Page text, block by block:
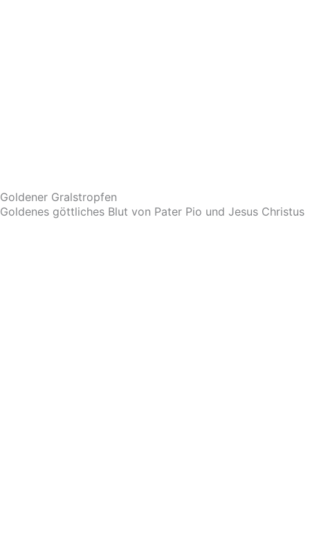
Goldener Gralstropfen
Goldenes göttliches Blut von Pater Pio und Jesus Christus